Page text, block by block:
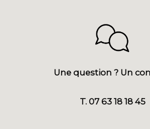
Une question ? Un
T. 07 63 18 18 45